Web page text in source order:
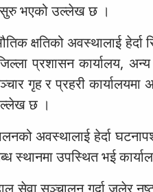
सुरु भएको उल्लेख छ ।
क्षतिको अवस्थालाई
प्रशासन कार्यालय,
गृह र प्रहरी
छ ।
अवस्थालाई हेर्दा
स्थानमा उपस्थित भई
सेवा सञ्चालन गर्दा जलेर